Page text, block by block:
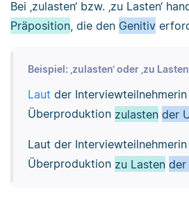
Bei ‚zulasten‘ bzw. ‚zu Lasten‘
Präposition, die den Genitiv
Beispiel: ‚zulasten‘ oder ‚zu
Laut der
Überproduktion zulasten der
Laut der
Überproduktion zu Lasten der